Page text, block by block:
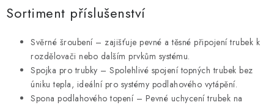
r
Sortiment příslušenství
Svěrné šroubení – zajišťuje pevné a těsné připojení trubek k
rozdělovači nebo dalším prvkům systému.
Spojka pro trubky – Spolehlivé spojení topných trubek bez
úniku tepla, ideální pro systémy podlahového vytápění.
Spona podlahového topení – Pevné uchycení trubek na